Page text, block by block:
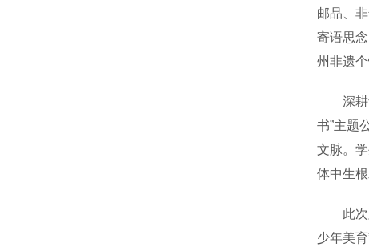
邮品、
寄语思
州非遗
深耕青
书”主题
文脉。
体中生
此次跨
少年美